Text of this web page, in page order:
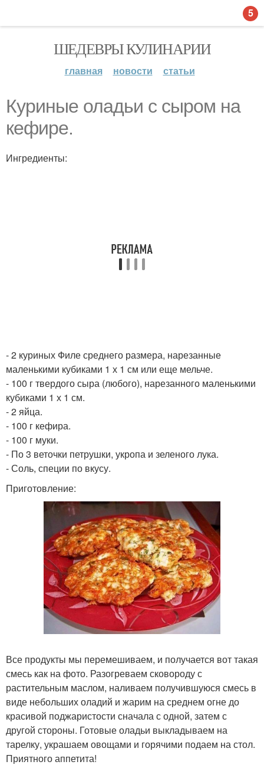
ШЕДЕВРЫ КУЛИНАРИИ
главная новости статьи
Куриные оладьи с сыром на
кефире.
Ингредиенты:
- 2 куриных Филе среднего размера, нарезанные
маленькими кубиками 1 х 1 см или еще мельче.
- 100 г твердого сыра (любого), нарезанного маленькими
кубиками 1 х 1 см.
- 2 яйца.
- 100 г кефира.
- 100 г муки.
- По 3 веточки петрушки, укропа и зеленого лука.
- Соль, специи по вкусу.
Приготовление:
Все продукты мы перемешиваем, и получается вот такая
смесь как на фото. Разогреваем сковороду с
растительным маслом, наливаем получившуюся смесь в
виде небольших оладий и жарим на среднем огне до
красивой поджаристости сначала с одной, затем с
другой стороны. Готовые оладьи выкладываем на
тарелку, украшаем овощами и горячими подаем на стол.
Приятного аппетита!
5